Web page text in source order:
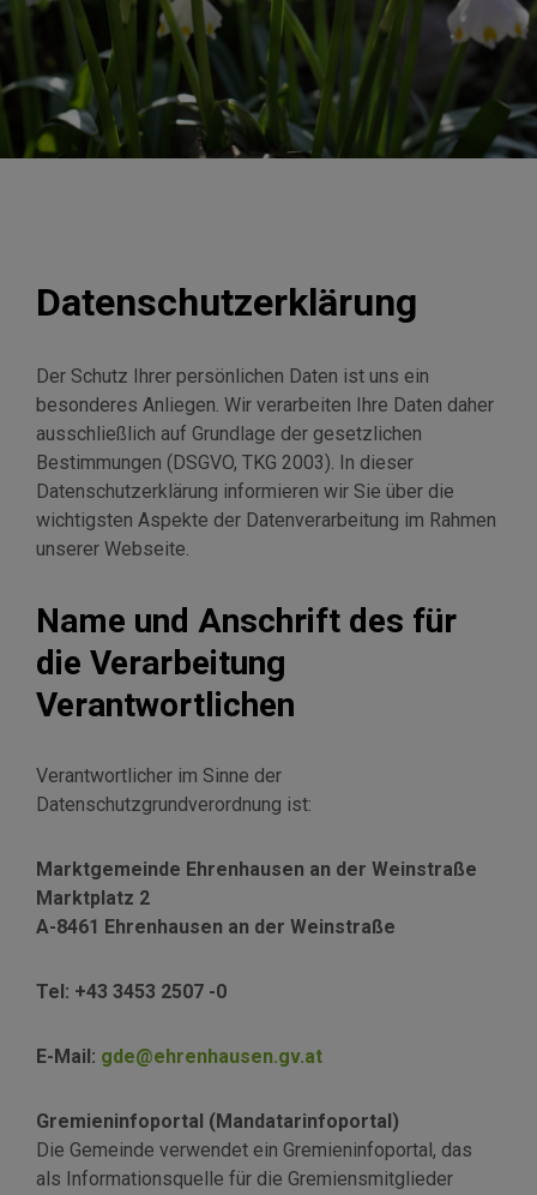
Datenschutzerklärung
Der Schutz Ihrer persönlichen Daten ist uns ein
besonderes Anliegen. Wir verarbeiten Ihre Daten daher
ausschließlich auf Grundlage der gesetzlichen
Bestimmungen (DSGVO, TKG 2003). In dieser
Datenschutzerklärung informieren wir Sie über die
wichtigsten Aspekte der Datenverarbeitung im Rahmen
unserer Webseite.
Name und Anschrift des für
die Verarbeitung
Verantwortlichen
Verantwortlicher im Sinne der
Datenschutzgrundverordnung ist:
Marktgemeinde Ehrenhausen an der Weinstraße
Marktplatz 2
A-8461 Ehrenhausen an der Weinstraße
Tel: +43 3453 2507 -0
E-Mail: gde@ehrenhausen.gv.at
Gremieninfoportal (Mandatarinfoportal)
Die Gemeinde verwendet ein Gremieninfoportal, das
als Informationsquelle für die Gremiensmitglieder